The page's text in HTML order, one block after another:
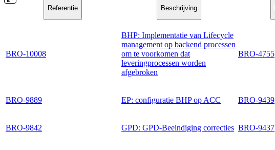
Referentie Beschrijving
BRO-10008
BHP: Implementatie van Lifecycle
management op backend processen
om te voorkomen dat
leveringprocessen worden
afgebroken
BRO-4755
BRO-9889 EP: configuratie BHP op ACC BRO-9439
BRO-9842 GPD: GPD-Beeindiging correcties BRO-9437